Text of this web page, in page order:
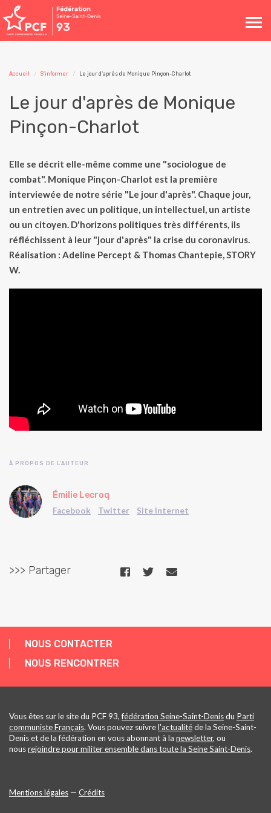
Toggle
navigation
Accueil S'informer Le jour d'après de Monique Pinçon-Charlot
Le jour d'après de Monique
Pinçon-Charlot
Elle se décrit elle-même comme une "sociologue de
combat". Monique Pinçon-Charlot est la première
interviewée de notre série "Le jour d'après". Chaque jour,
un entretien avec un politique, un intellectuel, un artiste
ou un citoyen. D'horizons politiques très différents, ils
réfléchissent à leur "jour d'après" la crise du coronavirus.
Réalisation : Adeline Percept & Thomas Chantepie, STORY
W.
À PROPOS DE L'AUTEUR
Émilie Lecroq
Facebook Twitter Site Internet
>>> Partager
NOUS CONTACTER
NOUS RENCONTRER
Vous êtes sur le site du PCF 93,fédération Seine-Saint-Denisdu Parti
communiste Français. Vous pouvez suivrel'actualitéde la Seine-Saint-
Denis et de la fédération en vous abonnant à la newsletter, ou
nousrejoindre pour militer ensemble dans toute la Seine Saint-Denis.
Mentions légales — Crédits